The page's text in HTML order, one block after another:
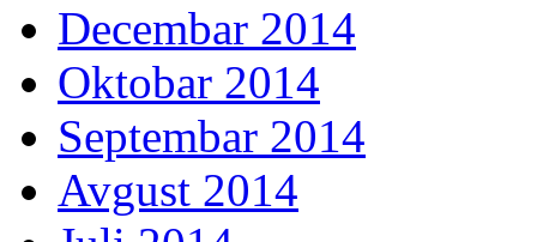
Decembar 2014
Oktobar 2014
Septembar 2014
Avgust 2014